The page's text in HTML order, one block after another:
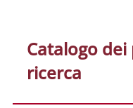
Catalogo
ricerca